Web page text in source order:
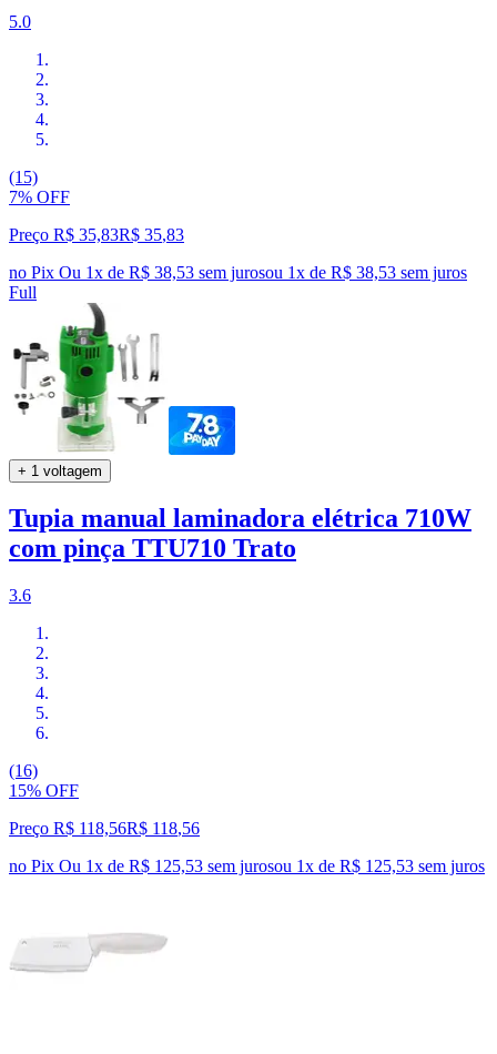
5.0
(15)
7% OFF
Preço R$ 35,83R$ 35,83
no Pix Ou 1x de R$ 38,53 sem jurosou 1x de R$ 38,53 sem juros
Full
+ 1 voltagem
Tupia manual laminadora elétrica 710W
com pinça TTU710 Trato
3.6
(16)
15% OFF
Preço R$ 118,56R$ 118,56
no Pix Ou 1x de R$ 125,53 sem jurosou 1x de R$ 125,53 sem juros